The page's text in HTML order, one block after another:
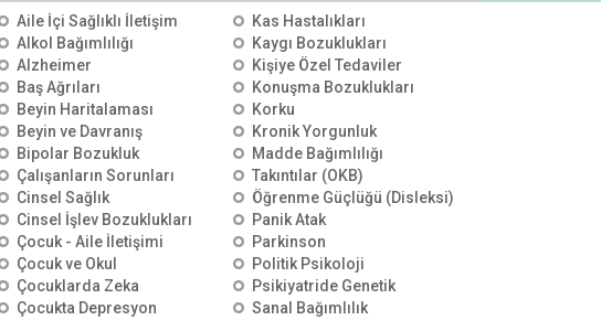
Aile İçi Sağlıklı İletişim
Alkol Bağımlılığı
Alzheimer
Baş Ağrıları
Beyin Haritalaması
Beyin ve Davranış
Bipolar Bozukluk
Çalışanların Sorunları
Cinsel Sağlık
Cinsel İşlev Bozuklukları
Çocuk - Aile İletişimi
Çocuk ve Okul
Çocuklarda Zeka
Çocukta Depresyon
Kas Hastalıkları
Kaygı Bozuklukları
Kişiye Özel Tedaviler
Konuşma Bozuklukları
Korku
Kronik Yorgunluk
Madde Bağımlılığı
Takıntılar (OKB)
Öğrenme Güçlüğü (Disleksi)
Panik Atak
Parkinson
Politik Psikoloji
Psikiyatride Genetik
Sanal Bağımlılık